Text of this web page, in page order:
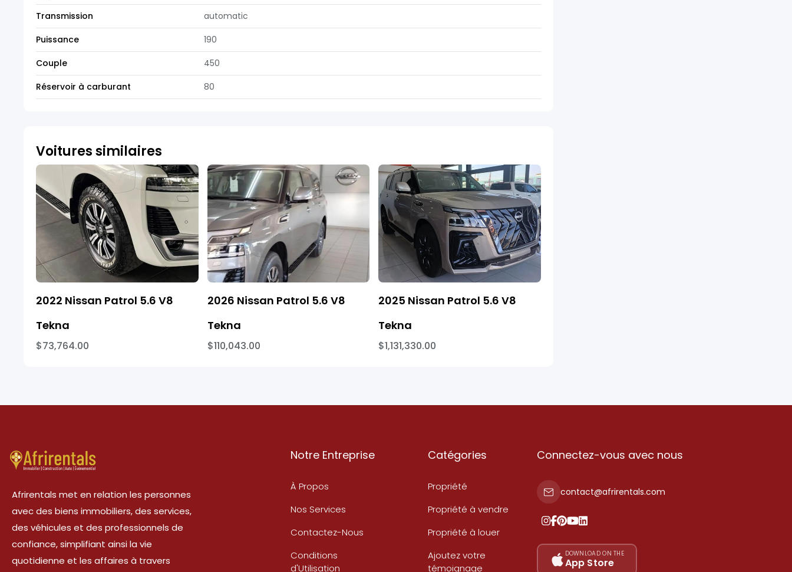
Transmission
automatic
Puissance
190
Couple
450
Réservoir à carburant
80
Voitures similaires
2022 Nissan Patrol 5.6 V8
Tekna
$73,764.00
2026 Nissan Patrol 5.6 V8
Tekna
$110,043.00
2025 Nissan Patrol 5.6 V8
Tekna
$1,131,330.00
Afrirentals met en relation les personnes
avec des biens immobiliers, des services,
des véhicules et des professionnels de
confiance, simplifiant ainsi la vie
quotidienne et les affaires à travers
Notre Entreprise
À Propos
Nos Services
Contactez-Nous
Conditions
d'Utilisation
Catégories
Propriété
Propriété à vendre
Propriété à louer
Ajoutez votre
témoignage
Connectez-vous avec nous
contact@afrirentals.com
DOWNLOAD ON THE
App Store